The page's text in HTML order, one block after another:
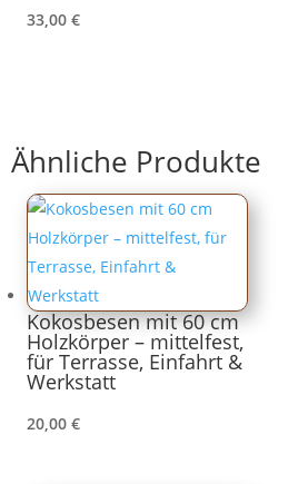
33,00 €
Ähnliche Produkte
Kokosbesen mit 60 cm
Holzkörper – mittelfest,
für Terrasse, Einfahrt &
Werkstatt
20,00 €